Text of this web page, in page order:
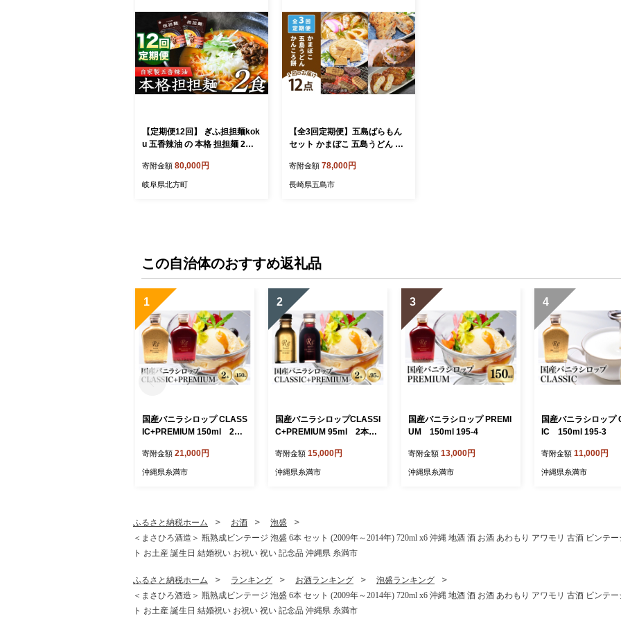
【定期便12回】 ぎふ担担麺kok
u 五香辣油 の 本格 担担麺 2食
凍 時短 簡単 ピリ辛 自家製 濃厚
スープ ストレート 中太麺 麺 麺
寄附金額 80,000円
岐阜県北方町
【全3回定期便】五島ばらもん
セット かまぼこ 五島うどん 五
寄附金額 78,000円
長崎県五島市
この自治体のおすすめ返礼品
1
国産バニラシロップ CLASS
IC+PREMIUM 150ml 2本
寄附金額 21,000円
沖縄県糸満市
2
国産バニラシロップCLASSI
C+PREMIUM 95ml 2本セ
寄附金額 15,000円
沖縄県糸満市
3
国産バニラシロップ PREMI
UM 150ml 195-4
寄附金額 13,000円
沖縄県糸満市
4
国産バニラシロップ
IC 150ml 195-3
寄附金額 11,000円
沖縄県糸満市
ふるさと納税ホーム お酒
泡盛
＜まさひろ酒造＞ 瓶熟成ビンテージ 泡盛 6本 セット (2009年～2014年) 720ml x6 沖縄 地酒 酒 お酒 あわもり アワモリ 古酒 ビンテ
ト お土産 誕生日 結婚祝い お祝い 祝い 記念品 沖縄県 糸満市
ふるさと納税ホーム ランキング お酒ランキング
泡盛ランキング
＜まさひろ酒造＞ 瓶熟成ビンテージ 泡盛 6本 セット (2009年～2014年) 720ml x6 沖縄 地酒 酒 お酒 あわもり アワモリ 古酒 ビンテ
ト お土産 誕生日 結婚祝い お祝い 祝い 記念品 沖縄県 糸満市